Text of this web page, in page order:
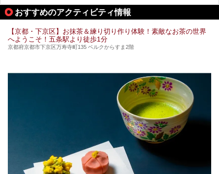
おすすめのアクティビティ情報
【京都・下京区】お抹茶＆練り切り作り体験！素敵なお茶の世界
へようこそ！五条駅より徒歩1分
京都府京都市下京区万寿寺町135 ベルクからすま2階